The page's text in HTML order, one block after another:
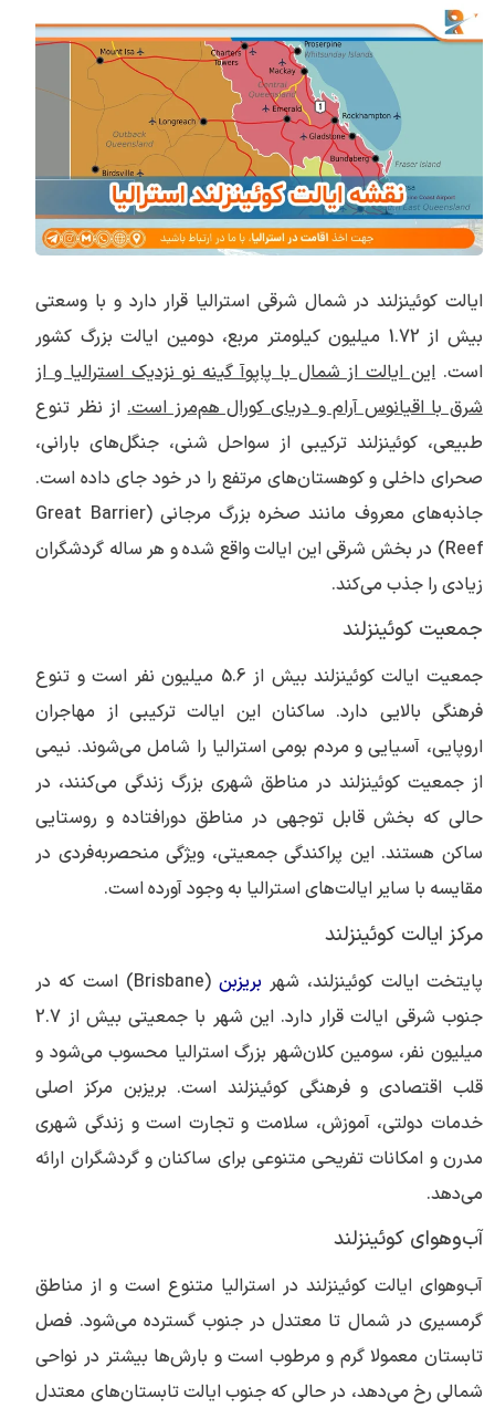
ایالت کوئینزلند در شمال شرقی استرالیا قرار دارد و با وسعتی
بیش از 1.72 میلیون کیلومتر مربع، دومین ایالت بزرگ کشور
است. این ایالت از شمال با پاپوآ گینه نو نزدیک استرالیا و از
شرق با اقیانوس آرام و دریای کورال هم‌مرز است.از نظر تنوع
طبیعی، کوئینزلند ترکیبی از سواحل شنی، جنگل‌های بارانی،
صحرای داخلی و کوهستان‌های مرتفع را در خود جای داده است.
جاذبه‌های معروف مانند صخره بزرگ مرجانی (Great Barrier
Reef) در بخش شرقی این ایالت واقع شده و هر ساله گردشگران
زیادی را جذب می‌کند.
جمعیت کوئینزلند
جمعیت ایالت کوئینزلند بیش از 5.6 میلیون نفر است و تنوع
فرهنگی بالایی دارد. ساکنان این ایالت ترکیبی از مهاجران
اروپایی، آسیایی و مردم بومی استرالیا را شامل می‌شوند. نیمی
از جمعیت کوئینزلند در مناطق شهری بزرگ زندگی می‌کنند، در
حالی که بخش قابل توجهی در مناطق دورافتاده و روستایی
ساکن هستند. این پراکندگی جمعیتی، ویژگی منحصربه‌فردی در
مقایسه با سایر ایالت‌های استرالیا به وجود آورده است.
مرکز ایالت کوئینزلند
پایتخت ایالت کوئینزلند، شهر بریزبن
(Brisbane) است که در
جنوب شرقی ایالت قرار دارد. این شهر با جمعیتی بیش از 2.7
میلیون نفر، سومین کلان‌شهر بزرگ استرالیا محسوب می‌شود و
قلب اقتصادی و فرهنگی کوئینزلند است. بریزبن مرکز اصلی
خدمات دولتی، آموزش، سلامت و تجارت است و زندگی شهری
مدرن و امکانات تفریحی متنوعی برای ساکنان و گردشگران ارائه
می‌دهد.
آب‌وهوای کوئینزلند
آب‌وهوای ایالت کوئینزلند در استرالیا متنوع است و از مناطق
گرمسیری در شمال تا معتدل در جنوب گسترده می‌شود. فصل
تابستان معمولا گرم و مرطوب است و بارش‌ها بیشتر در نواحی
شمالی رخ می‌دهد، در حالی که جنوب ایالت تابستان‌های معتدل